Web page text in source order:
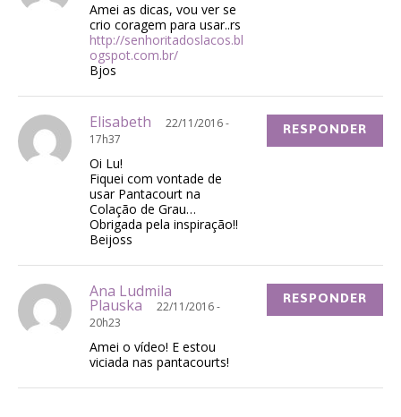
Amei as dicas, vou ver se
crio coragem para usar..rs
http://senhoritadoslacos.bl
ogspot.com.br/
Bjos
Elisabeth
22/11/2016 -
17h37
Oi Lu!
Fiquei com vontade de
usar Pantacourt na
Colação de Grau…
Obrigada pela inspiração!!
Beijoss
RESPONDER
Ana Ludmila
Plauska
22/11/2016 -
20h23
Amei o vídeo! E estou
viciada nas pantacourts!
RESPONDER